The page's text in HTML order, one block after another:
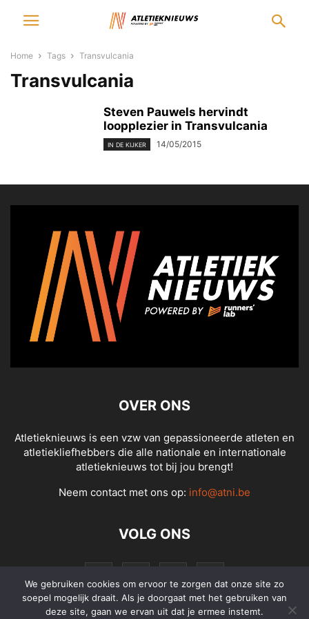
Home Tags Transvulcania
Transvulcania
Steven Pauwels hervindt
loopplezier in Transvulcania
IN DE KIJKER 14/05/2015
OVER ONS
Atletieknieuws is een vzw van gepassioneerde atleten en
atletiekliefhebbers die alle nationale en internationale
atletieknieuws tot bij jou brengt!
Neem contact met ons op: info@atni.be
VOLG ONS
We gebruiken cookies om ervoor te zorgen dat onze site zo
soepel mogelijk draait. Als je doorgaat met het gebruiken van
deze site, gaan we ervan uit dat je ermee instemt.